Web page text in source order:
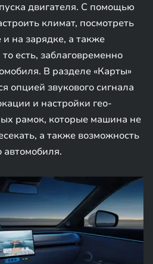
двигателя. С помощью
климат, посмотреть
и на зарядке, а также
есть, заблаговременно
В разделе «Карты»
опцией звукового сигнала
и настройки гео-
рамок, которые машина не
а также возможность
автомобиля.